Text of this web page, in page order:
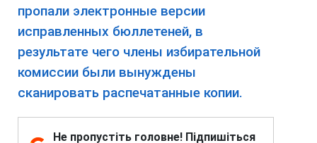
пропали электронные версии
исправленных бюллетеней, в
результате чего члены избирательной
комиссии были вынуждены
сканировать распечатанные копии.
Не пропустіть головне! Підпишіться